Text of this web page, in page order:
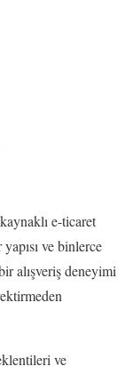
e-ticaret
ve binlerce
alışveriş deneyimi
ve